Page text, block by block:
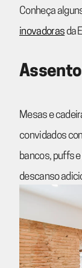
Conheça
inovadorasda
Mesas e
convidados
bancos, puffs
descanso